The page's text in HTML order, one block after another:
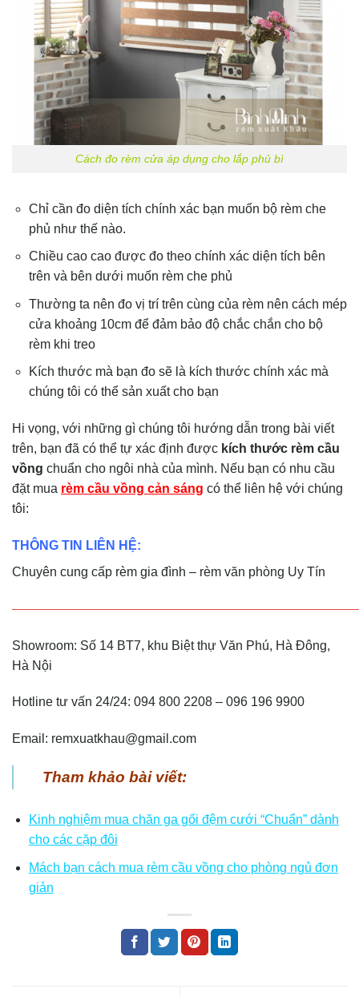
Cách đo rèm cửa áp dụng cho lắp phủ bì
Chỉ cần đo diện tích chính xác bạn muốn bộ rèm che
phủ như thế nào.
Chiều cao cao được đo theo chính xác diện tích bên
trên và bên dưới muốn rèm che phủ
Thường ta nên đo vị trí trên cùng của rèm nên cách mép
cửa khoảng 10cm để đảm bảo độ chắc chắn cho bộ
rèm khi treo
Kích thước mà bạn đo sẽ là kích thước chính xác mà
chúng tôi có thể sản xuất cho bạn
Hi vọng, với những gì chúng tôi hướng dẫn trong bài viết
trên, bạn đã có thể tự xác định được kích thước rèm cầu
vồng chuẩn cho ngôi nhà của mình. Nếu bạn có nhu cầu
đặt mua rèm cầu vồng cản sáng có thể liên hệ với chúng
tôi:
THÔNG TIN LIÊN HỆ:
Chuyên cung cấp rèm gia đình – rèm văn phòng Uy Tín
Showroom: Số 14 BT7, khu Biệt thự Văn Phú, Hà Đông,
Hà Nội
Hotline tư vấn 24/24: 094 800 2208 – 096 196 9900
Email: remxuatkhau@gmail.com
Tham khảo bài viết:
Kinh nghiệm mua chăn ga gối đệm cưới “Chuẩn” dành
cho các cặp đôi
Mách bạn cách mua rèm cầu vồng cho phòng ngủ đơn
giản